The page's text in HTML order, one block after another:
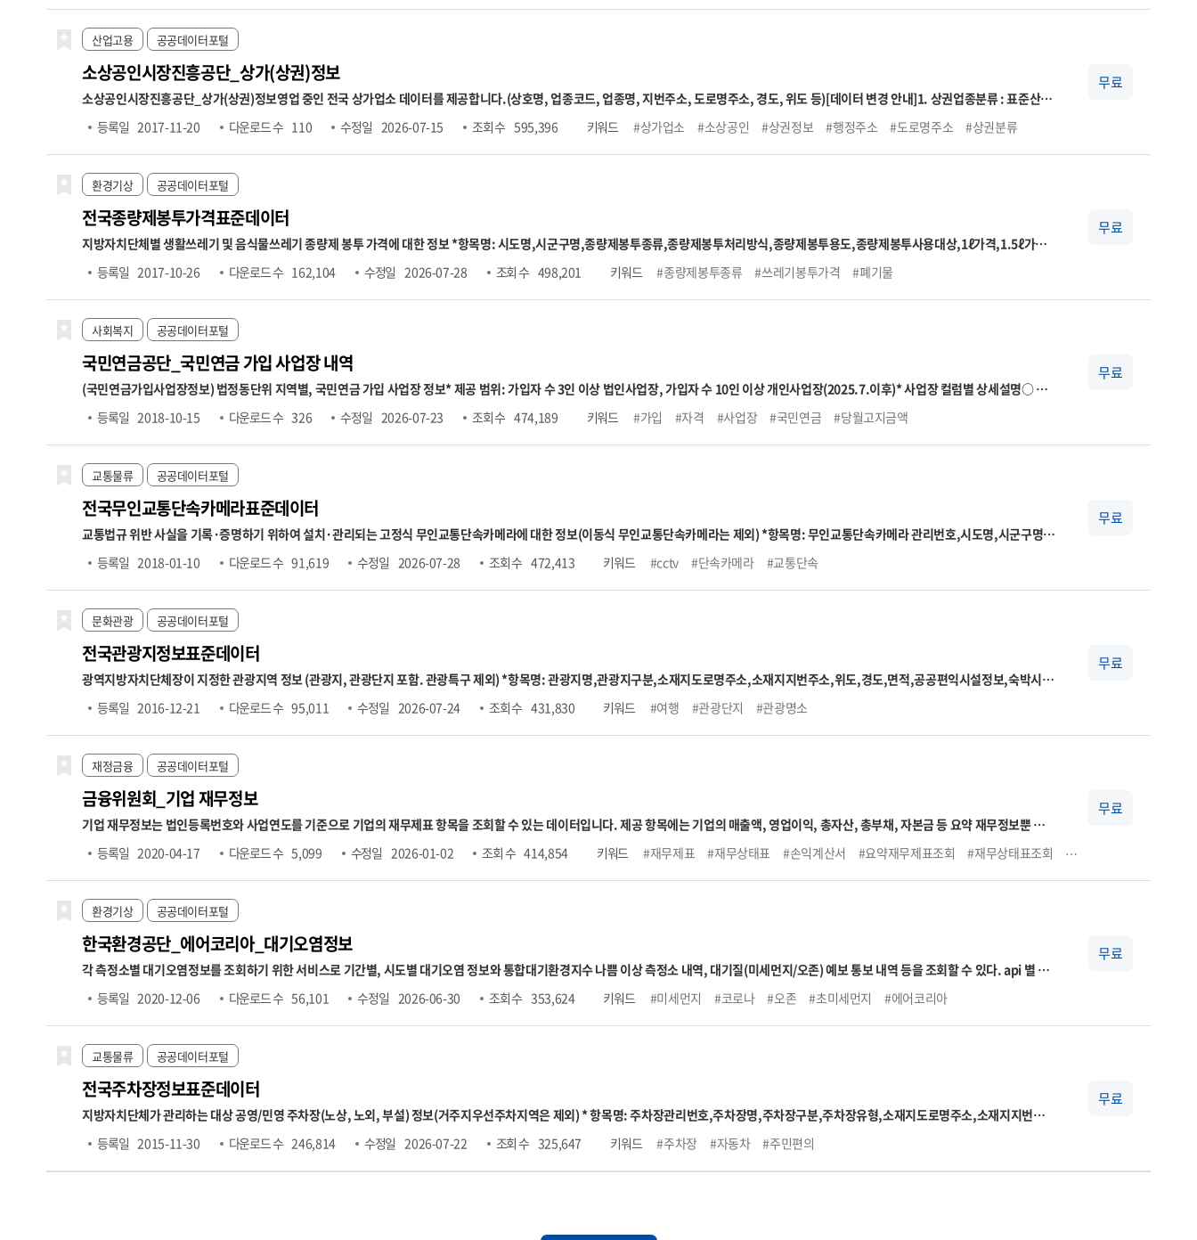
산업고용 공공데이터포털
소상공인시장진흥공단_상가(상권)정보
소상공인시장진흥공단_상가(상권)정보영업 중인 전국 상가업소 데이터를 제공합니다.(상호명, 업종코드, 업종명, 지번주소, 도로명주소, 경도, 위도 등)[데이터 변경 안내]1. 상권업종분류 : 표준산업
분류 기반 업종분류
2. 업종분류 체계: 대분류(10개), 중분류(75개), 소분류(247개) 3. 표준산업분류 : 10차 -표준산업분류는 업종분류 정제에 따라 상권업종분류 연계표와 상이할 수 있음 자세한 사항은
소상공인 365 공지사항에서 확인하시기 바랍니다.
https://bigdata.sbiz.or.kr/#/notice/267352041576902656
등록일 2017-11-20 다운로드 수 110 수정일 2026-07-15 조회 수 595,396 키워드 #상가업소 #소상공인 #상권정보 #행정주소 #도로명주소 #상권분류
무료
환경기상 공공데이터포털
전국종량제봉투가격표준데이터
지방자치단체별 생활쓰레기 및 음식물쓰레기 종량제 봉투 가격에 대한 정보 *항목명: 시도명,시군구명,종량제봉투종류,종량제봉투처리방식,종량제봉투용도,종량제봉투사용대상,1ℓ가격,1.5ℓ가
격,2ℓ가격,2.5ℓ가격,3ℓ가격,5ℓ가격,10ℓ가격,20ℓ가격,30ℓ가격,50ℓ가격,60ℓ가격,75ℓ가격,100ℓ가격,120ℓ가격,125ℓ가격,관리부서명,관리부서전화번호
등록일 2017-10-26 다운로드 수 162,104 수정일 2026-07-28 조회 수 498,201 키워드 #종량제봉투종류 #쓰레기봉투가격 #폐기물
무료
사회복지 공공데이터포털
국민연금공단_국민연금 가입 사업장 내역
(국민연금가입사업장정보) 법정동단위 지역별, 국민연금 가입 사업장 정보* 제공 범위: 가입자 수 3인 이상 법인사업장, 가입자 수 10인 이상 개인사업장(2025.7.이후)* 사업장 컬럼별 상세설명○ 자
료생성년월 → 자격마감일(사유발생일이 속하는 달의 다음달 15일)까지 신고분 반영 ○ 가입자 수 → 가입자 수(고지인원 수 포함)
○ 당월고지금액 → 국민연금법 시행령 제5조에 의거 기준소득월액 상
한액 적용으로 실제소득과 고지금액은 상이할 수 있음
■상한액 2022.7. ~ 2023.6. 5,530,000원 ■상한액 2023.7. ~ 2024.6. 5,900,000원
2025.7. ~ 2026.6. 6,370,000원
■상한액 2026.7. ~ 2027.6. 6,590,000원○ 신규취득자수 → 납부재개 포함 ※전달 고지대상자와 비교하므로 실제 취득자수와 상이할 수 있음(초일 취득이 아닌
경우 당월 미고지되면 다음 달 취득자 수에 반영)
제공하므로 실제 상실자 수와 상이할 수 있음
등록일 2018-10-15 다운로드 수 326 수정일 2026-07-23 조회 수 474,189 키워드 #가입 #자격 #사업장 #국민연금 #당월고지금액
무료
교통물류 공공데이터포털
전국무인교통단속카메라표준데이터
교통법규 위반 사실을 기록·증명하기 위하여 설치·관리되는 고정식 무인교통단속카메라에 대한 정보(이동식 무인교통단속카메라는 제외) *항목명: 무인교통단속카메라 관리번호,시도명,시군구명,
도로종류,도로노선번호,도로노선명,도로노선방향,소재지도로명주소,소재지지번주소,위도,경도,설치장소,단속구분,제한속도,단속구간위치구분,과속단속구간길이,보호구역구분,설치연도,관리기
관명,관리기관전화번호
등록일 2018-01-10 다운로드 수 91,619 수정일 2026-07-28 조회 수 472,413 키워드 #cctv #단속카메라 #교통단속
무료
문화관광 공공데이터포털
전국관광지정보표준데이터
광역지방자치단체장이 지정한 관광지역 정보 (관광지, 관광단지 포함. 관광특구 제외) *항목명: 관광지명,관광지구분,소재지도로명주소,소재지지번주소,위도,경도,면적,공공편익시설정보,숙박시설
정보,운동및오락시설정보,휴양및문화시설정보,접객시설정보,지원시설정보,지정일자,수용인원수,주차가능수,관광지소개,관리기관전화번호,관리기관명
등록일 2016-12-21 다운로드 수 95,011 수정일 2026-07-24 조회 수 431,830 키워드 #여행 #관광단지 #관광명소
무료
재정금융 공공데이터포털
금융위원회_기업 재무정보
기업 재무정보는 법인등록번호와 사업연도를 기준으로 기업의 재무제표 항목을 조회할 수 있는 데이터입니다. 제공 항목에는 기업의 매출액, 영업이익, 총자산, 총부채, 자본금 등 요약 재무정보뿐 아
니라, 계정과목별 재무상태표와 손익계산서 항목이 포함됩니다. 데이터는 요약재무제표 조회, 재무상태표 조회, 손익계산서 조회의 세 가지 오퍼레이션으로 구성되어 있으며, 각 항목에 대해 전기·당
기·전분기 등의 비교 수치도 함께 제공됩니다. 본 데이터는 기업의 경영성과 분석, 재무 건전성 평가, 투자 위험 분석, 기업 간 재무비교 등 다양한 금융 분석에 활용될 수 있습니다. ※ 데이터 갱신주기는
일 1회입니다. ※ 금융위원회의 모든 API는 데이터 보유기관으로부터 데이터를 연계받아 수집 후 개방하고 있습니다. 금융위원회에서 제공하는 모든 서비스는 실시간이 아니며, 데이터 갱신은 기준일
자로부터 영업일 하루 뒤 오후 1시 이후에 업데이트됩니다. 예를 들어, 금요일 데이터는 차주 월요일에 제공됩니다. (월요일이 공휴일인 경우, 다음 영업일에 제공됩니다)
등록일 2020-04-17 다운로드 수 5,099 수정일 2026-01-02 조회 수 414,854 키워드 #재무제표 #재무상태표 #손익계산서 #요약재무제표조회 #재무상태표조회 #손익계산서조회
무료
환경기상 공공데이터포털
한국환경공단_에어코리아_대기오염정보
각 측정소별 대기오염정보를 조회하기 위한 서비스로 기간별, 시도별 대기오염 정보와 통합대기환경지수 나쁨 이상 측정소 내역, 대기질(미세먼지/오존) 예보 통보 내역 등을 조회할 수 있다. api 별 상
세기능으로는 측정소별 실시간 측정정보 조회, 통합대기환경지수 나쁨이상 측정소 목록조회, 시도별 실시간 측정정보조회, 대기질 예보통보 조회, 초미세먼지 주간예보 조회의 기능으로 이루어져 있
습니다. ※ 운영계정으로 사용하고자 할 경우 "한국환경공단 에어코리아 OpenAPI 기술문서" 내 신청 가이드 참고
등록일 2020-12-06 다운로드 수 56,101 수정일 2026-06-30 조회 수 353,624 키워드 #미세먼지 #코로나 #오존 #초미세먼지 #에어코리아
무료
교통물류 공공데이터포털
전국주차장정보표준데이터
지방자치단체가 관리하는 대상 공영/민영 주차장(노상, 노외, 부설) 정보(거주지우선주차지역은 제외) * 항목명: 주차장관리번호,주차장명,주차장구분,주차장유형,소재지도로명주소,소재지지번주
소,주차구획수,급지구분,부제시행구분,운영요일,평일운영시작시각,평일운영종료시각,토요일운영시작시각,토요일운영종료시각,공휴일운영시작시각,공휴일운영종료시각,요금정보,주차기본시
간,주차기본요금,추가단위시간,추가단위요금,1일주차권요금적용시간,1일주차권요금,월정기권요금,결제방법,특기사항,관리기관명,전화번호,위도,경도,장애인전용주차구역보유여부
등록일 2015-11-30 다운로드 수 246,814 수정일 2026-07-22 조회 수 325,647 키워드 #주차장 #자동차 #주민편의
무료